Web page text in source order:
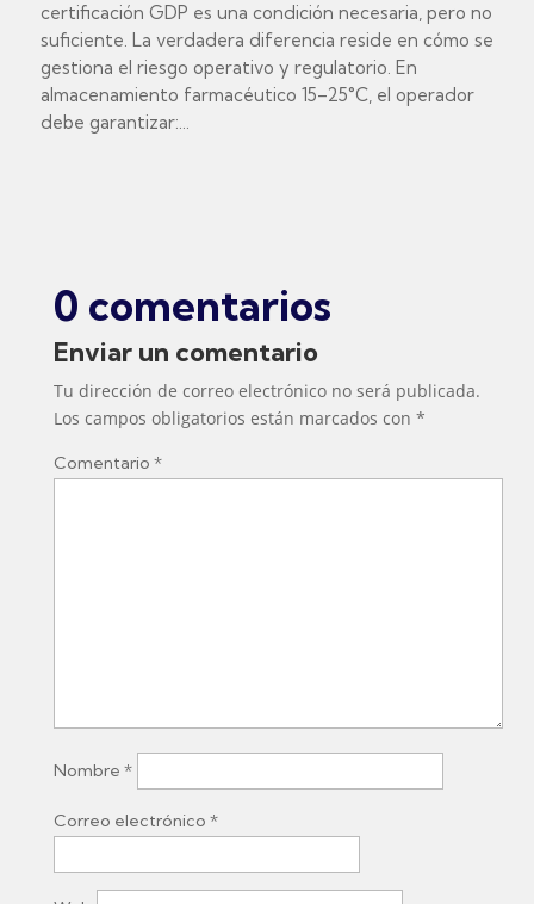
certificación GDP es una condición necesaria, pero no
suficiente. La verdadera diferencia reside en cómo se
gestiona el riesgo operativo y regulatorio. En
almacenamiento farmacéutico 15–25°C, el operador
debe garantizar:...
0 comentarios
Enviar un comentario
Tu dirección de correo electrónico no será publicada.
Los campos obligatorios están marcados con *
Comentario *
Nombre *
Correo electrónico *